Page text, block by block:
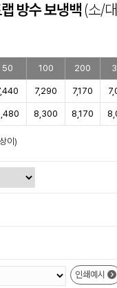
방수 보냉백(소/
50
100 200
7,290 7,170
8,300 8,170
이)
인쇄예시